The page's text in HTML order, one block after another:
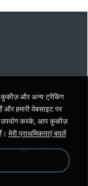
और अन्य ट्रैकिंग
हमारी वेबसाइट पर
उपयोग करके, आप कुकीज़
मेरी प्राथमिकताएं बदलें